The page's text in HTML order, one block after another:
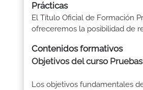
Prácticas
El Título Oficial de Formación
ofreceremos la posibilidad de
Contenidos formativos
Objetivos del curso
Los objetivos fundamentales